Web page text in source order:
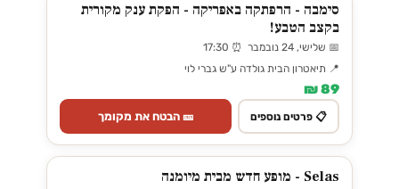
סימבה - הרפתקה באפריקה - הפקת ענק מקורית
בקצב הטבע!
📅 שלישי, 24 נובמבר ⏰ 17:30
📍 תיאטרון הבית גולדה ע"ש גברי לוי
89 ₪
📋 פרטים נוספים 🎫 הבטח את מקומך
Selas - מופע חדש מבית מיומנה